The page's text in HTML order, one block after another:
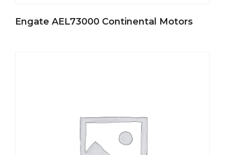
Engate AEL73000 Continental Motors